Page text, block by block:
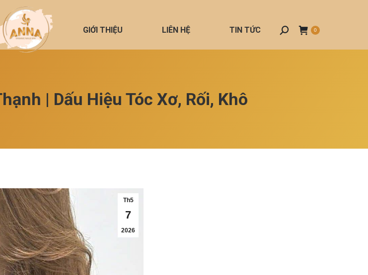
GIỚI THIỆU LIÊN HỆ TIN TỨC Search: 0
| Dấu Hiệu Tóc Xơ, Rối, Khô
Th5
7
2026